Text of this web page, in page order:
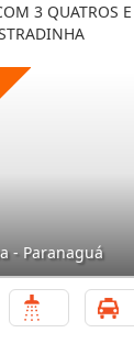
3 QUATROS E
- Paranaguá